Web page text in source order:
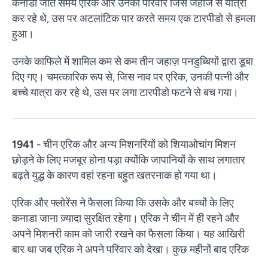
कनाडा जाते समय एरिक और उनका परिवार जिस जहाज से यात्रा
कर रहे थे, उस पर अटलांटिक पार करते समय एक टारपीडो से हमला
हुआ।
उनके काफिले में शामिल कम से कम तीन जहाज़ पनडुब्बियों द्वारा डूबा
दिए गए। चमत्कारिक रूप से, जिस नाव पर एरिक, उनकी पत्नी और
बच्चे यात्रा कर रहे थे, उस पर लगा टारपीडो फटने से बच गया।
1941 - चीन एरिक और अन्य मिशनरियों को शियाओचांग मिशन
छोड़ने के लिए मजबूर होना पड़ा क्योंकि जापानियों के साथ लगातार
बढ़ते युद्ध के कारण वहां रहना बहुत खतरनाक हो गया था।
एरिक और फ्लोरेंस ने फैसला किया कि उसके और बच्चों के लिए
कनाडा जाना ज़्यादा सुरक्षित रहेगा। एरिक ने चीन में ही रहने और
अपने मिशनरी काम को जारी रखने का फैसला किया। यह आखिरी
बार था जब एरिक ने अपने परिवार को देखा। कुछ महीनों बाद एरिक